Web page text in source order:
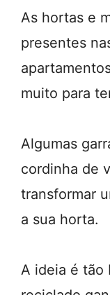
As hortas e
presentes
muito para
Algumas
cordinha de
transformar
a sua horta.
A ideia é tão